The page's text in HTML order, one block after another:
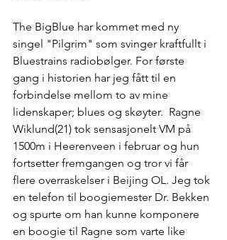
The BigBlue har kommet med ny
singel "Pilgrim" som svinger kraftfullt i
Bluestrains radiobølger. For første
gang i historien har jeg fått til en
forbindelse mellom to av mine
lidenskaper; blues og skøyter.  Ragne
Wiklund(21) tok sensasjonelt VM på
1500m i Heerenveen i februar og hun
fortsetter fremgangen og tror vi får
flere overraskelser i Beijing OL. Jeg tok
en telefon til boogiemester Dr. Bekken
og spurte om han kunne komponere
en boogie til Ragne som varte like